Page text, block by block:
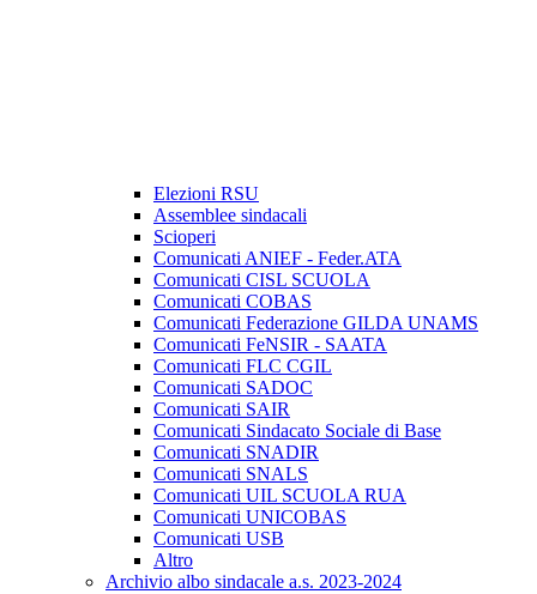
Elezioni RSU
Assemblee sindacali
Scioperi
Comunicati ANIEF - Feder.ATA
Comunicati CISL SCUOLA
Comunicati COBAS
Comunicati Federazione GILDA UNAMS
Comunicati FeNSIR - SAATA
Comunicati FLC CGIL
Comunicati SADOC
Comunicati SAIR
Comunicati Sindacato Sociale di Base
Comunicati SNADIR
Comunicati SNALS
Comunicati UIL SCUOLA RUA
Comunicati UNICOBAS
Comunicati USB
Altro
Archivio albo sindacale a.s. 2023-2024